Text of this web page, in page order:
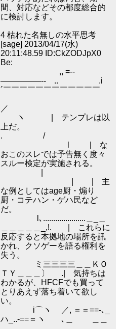
間、対応などその都度総合的
に検討します。
4 枯れた名無しの水平思考
[sage] 2013/04/17(水)
20:11:48.59 ID:CkZODJpX0
Be:
,, =--
―――――-- .. .i
´￣￣￣￣￣￣￣￣￣￣￣￣
／
ヽ | テンプレは以
上だ。
. /
l | な
おこのスレでは予告無く度々
スルー検定が実施される。
| | 主
な例としてはage厨・煽り
厨・コテハン・ゲハ民など
だ。
l､.....................＿_＿
＿＿＿＿＿_,!. | これらに
反応すると本拠地の場所を訊
かれ、クソゲーを語る権利を
失う。
ミ三三三三＿＿ＫＯ
ＴＹ＿＿＿〕 .| 気持ちは
わかるが、HFCFでも買って
とりあえず落ち着いて欲し
い。
i⌒ヽ ／, ＝＝==-､_
ハ_..-==＝ヽ ､＿ ＿＿